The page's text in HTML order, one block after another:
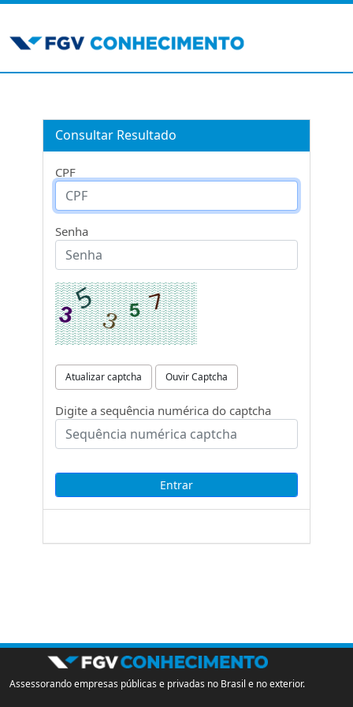
Consultar Resultado
CPF
Senha
Atualizar captcha Ouvir Captcha
Digite a sequência numérica do captcha
Assessorando empresas públicas e privadas no Brasil e no exterior.